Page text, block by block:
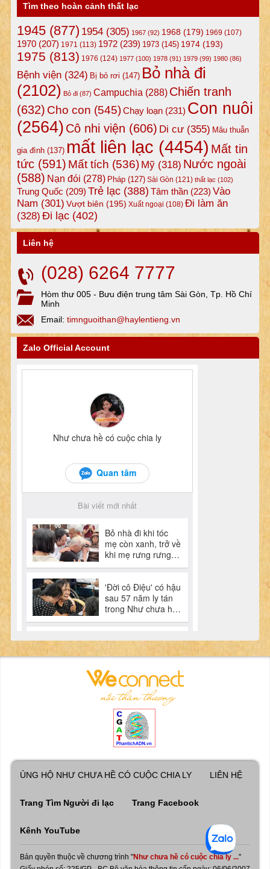
Tìm theo hoàn cảnh thất lạc
1945(877) 1954(305) 1967(92) 1968(179) 1969 (107)
1970(207) 1971 (113) 1972(239) 1973(145) 1974(193)
1975 (813) 1976 (124) 1977(100) 1978(91) 1979(99) 1980(86)
Bệnh viện(324) Bị bỏ rơi (147) Bỏ nhà đi
(2102) Bỏ đi(87) Campuchia (288) Chiến tranh
(632) Cho con (545)Chạy loạn(231) Con nuôi
(2564) Cô nhi viện (606) Di cư(355) Mâu thuẫn
gia đình(137) mất liên lạc (4454) Mất tin
tức(591) Mất tích (536) Mỹ(318) Nước ngoài
(588) Nạn đói (278) Pháp(127) Sài Gòn (121) thất lạc (102)
Trung Quốc (209) Trẻ lạc(388) Tâm thần(223) Vào
Nam (301) Vượt biên (195) Xuất ngoại (108) Đi làm ăn
(328) Đi lạc(402)
Liên hệ
(028) 6264 7777
Hòm thư 005 - Bưu điện trung tâm Sài Gòn, Tp. Hồ Chí
Minh
Email: timnguoithan@haylentieng.vn
Zalo Official Account
ỦNG HỘ NHƯ CHƯA HỀ CÓ CUỘC CHIA LY LIÊN HỆ
Trang Tìm Người đi lạc Trang Facebook
Kênh YouTube
Bản quyền thuộc về chương trình "Như chưa hề có cuộc chia ly ..."